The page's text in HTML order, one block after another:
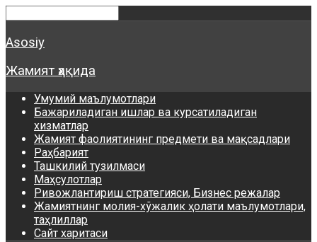
Asosiy
Жамият ҳақида
Умумий маълумотлари
Бажариладиган ишлар ва курсатиладиган
хизматлар
Жамият фаолиятининг предмети ва мақсадлари
Раҳбарият
Ташкилий тузилмаси
Маҳсулотлар
Ривожлантириш стратегияси, Бизнес режалар
Жамиятнинг молия-хўжалик ҳолати маълумотлари,
таҳлиллар
Сайт харитаси